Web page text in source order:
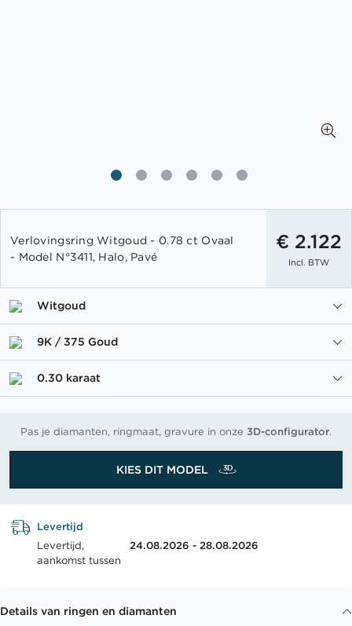
het
begin
de
afbeeldingen-
Verlovingsring Witgoud - 0.78 ct Ovaal
- Model N°3411, Halo, Pavé
€ 2.122
Incl. BTW
Witgoud
9K / 375 Goud
0.30 karaat
Pas je diamanten, ringmaat, gravure in onze 3D-configurator.
KIES DIT MODEL
Levertijd
Levertijd,
aankomst tussen
24.08.2026 - 28.08.2026
Details van ringen en diamanten